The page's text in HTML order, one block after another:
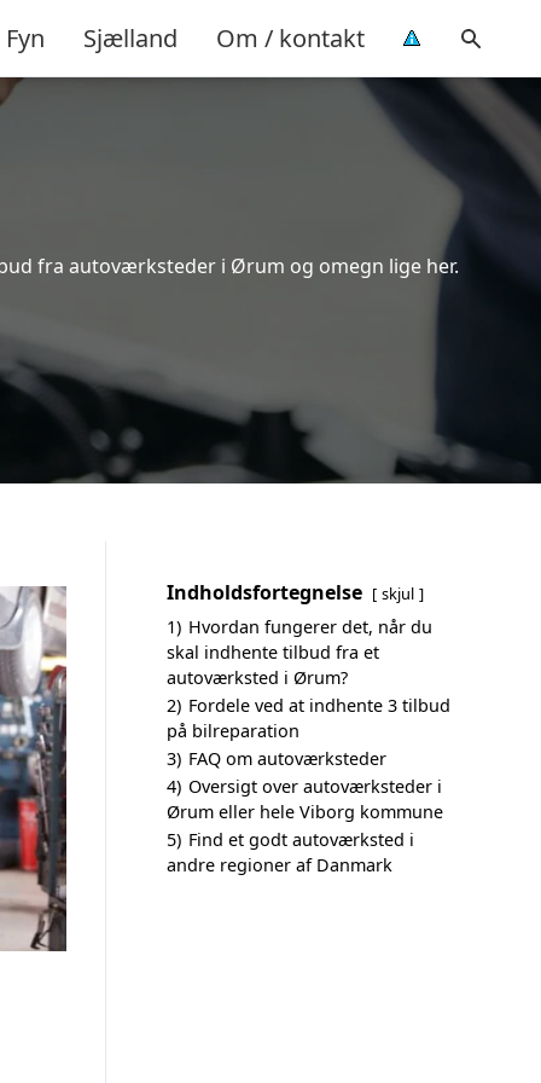
Fyn Sjælland Om / kontakt
fra autoværksteder i Ørum og omegn lige her.
Indholdsfortegnelse skjul
1) Hvordan fungerer det, når du
skal indhente tilbud fra et
autoværksted i Ørum?
2) Fordele ved at indhente 3 tilbud
på bilreparation
3) FAQ om autoværksteder
4) Oversigt over autoværksteder i
Ørum eller hele Viborg kommune
5) Find et godt autoværksted i
andre regioner af Danmark